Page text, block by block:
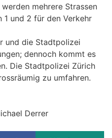
mehrere Strassen
1 und 2 für den Verkehr
und die Stadtpolizei
dennoch kommt es
Die Stadtpolizei Zürich
zu umfahren.
Derrer